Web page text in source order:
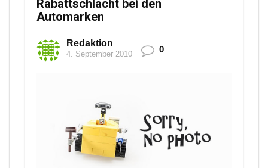
Rabattschlacht bei den
Automarken
Redaktion
4. September 2010 0